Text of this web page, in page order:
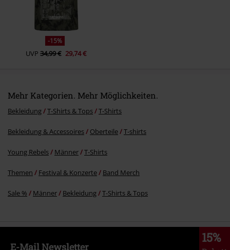
-15%
UVP 34,99 € 29,74 €
Mehr Kategorien. Mehr Möglichkeiten.
Bekleidung T-Shirts & Tops T-Shirts
Bekleidung & Accessoires Oberteile T-shirts
Young Rebels Männer T-Shirts
Themen Festival & Konzerte Band Merch
Sale % Männer Bekleidung T-Shirts & Tops
15%
E-Mail Newsletter